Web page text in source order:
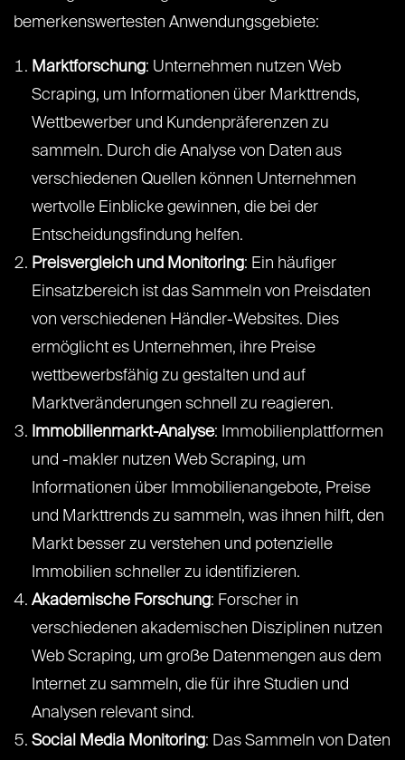
bemerkenswertesten Anwendungsgebiete:
Marktforschung: Unternehmen nutzen Web
Scraping, um Informationen über Markttrends,
Wettbewerber und Kundenpräferenzen zu
sammeln. Durch die Analyse von Daten aus
verschiedenen Quellen können Unternehmen
wertvolle Einblicke gewinnen, die bei der
Entscheidungsfindung helfen.
Preisvergleich und Monitoring: Ein häufiger
Einsatzbereich ist das Sammeln von Preisdaten
von verschiedenen Händler-Websites. Dies
ermöglicht es Unternehmen, ihre Preise
wettbewerbsfähig zu gestalten und auf
Marktveränderungen schnell zu reagieren.
Immobilienmarkt-Analyse: Immobilienplattformen
und -makler nutzen Web Scraping, um
Informationen über Immobilienangebote, Preise
und Markttrends zu sammeln, was ihnen hilft, den
Markt besser zu verstehen und potenzielle
Immobilien schneller zu identifizieren.
Akademische Forschung: Forscher in
verschiedenen akademischen Disziplinen nutzen
Web Scraping, um große Datenmengen aus dem
Internet zu sammeln, die für ihre Studien und
Analysen relevant sind.
Social Media Monitoring: Das Sammeln von Daten